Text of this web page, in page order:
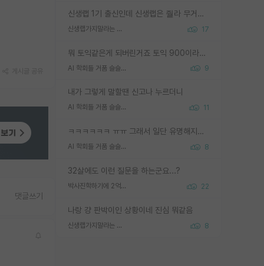
신생랩 1기 출신인데 신생랩은 줠라 무거운 바벨 같은거임. 들면 대박인데 못들면 깔려 죽음. 아무도 알려주지 않는 환경에서 자생해야하지만, 일단 살아남았다면 그 어떤 사람보다 악착같고 생존력 높은 사람으로 거듭날 수 있음
신생랩가지말라는 이유가 있었구나 17
뭐 토익같은게 되버린거죠 토익 900이라고 영어잘하는건 아닙니다만 잘하는사람은 다 900을 넘는 그런
AI 학회들 거품 슬슬 지적이 나오네요 9
내가 그렇게 말할땐 신고나 누르더니
AI 학회들 거품 슬슬 지적이 나오네요 11
ㅋㅋㅋㅋㅋㅋ ㅠㅠ 그래서 일단 유명해지는게 중요한거같습니다
AI 학회들 거품 슬슬 지적이 나오네요 8
32살에도 이런 질문을 하는군요...?
박사진학하기에 2억은 괜찮은 (?) 정도의 경제력인가요 22
나랑 걍 판박이인 상황이네 진심 뭐같음
신생랩가지말라는 이유가 있었구나 8
댓글쓰기